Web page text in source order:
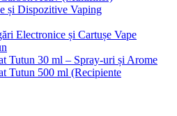
și Dispozitive Vaping
Electronice și Cartușe Vape
Tutun 30 ml – Spray-uri și Arome
Tutun 500 ml (Recipiente